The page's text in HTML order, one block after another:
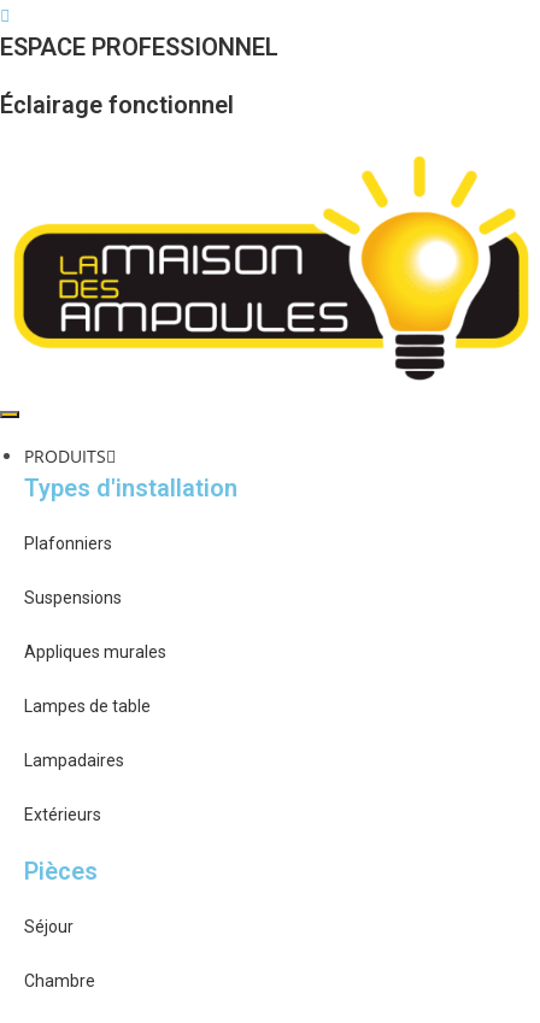
Skip
to
ESPACE PROFESSIONNEL
Éclairage fonctionnel
PRODUITS
Types d'installation
Plafonniers
Suspensions
Appliques murales
Lampes de table
Lampadaires
Extérieurs
Pièces
Séjour
Chambre